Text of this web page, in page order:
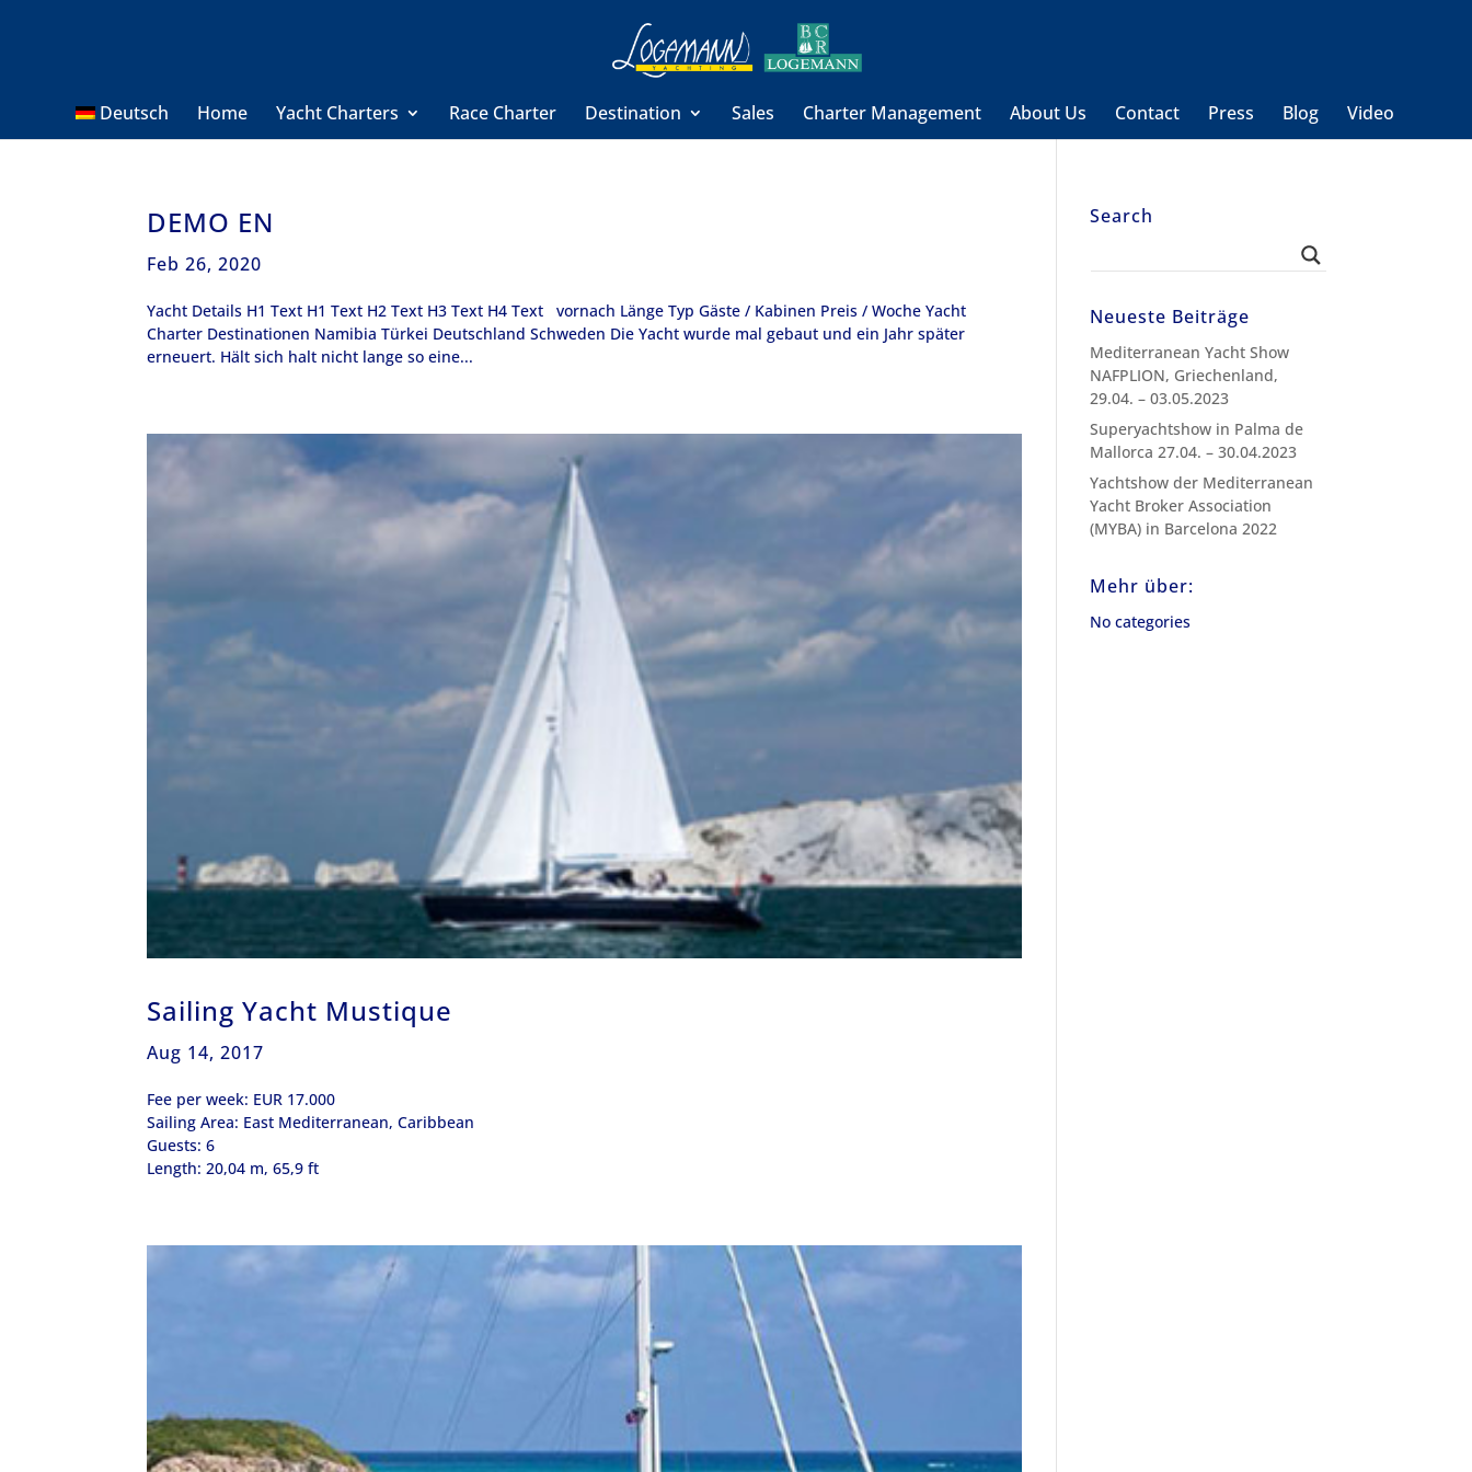
Deutsch Home Yacht Charters Race Charter Destination Sales Charter Management About Us Contact Press Blog Video
DEMO EN
Feb 26, 2020
Yacht Details H1 Text H1 Text H2 Text H3 Text H4 Text vornach Länge Typ Gäste / Kabinen Preis / Woche Yacht
Charter Destinationen Namibia Türkei Deutschland Schweden Die Yacht wurde mal gebaut und ein Jahr später
erneuert. Hält sich halt nicht lange so eine...
Sailing Yacht Mustique
Aug 14, 2017
Fee per week: EUR 17.000
Sailing Area: East Mediterranean, Caribbean
Guests: 6
Length: 20,04 m, 65,9 ft
Search
Neueste Beiträge
Mediterranean Yacht Show
NAFPLION, Griechenland,
29.04. – 03.05.2023
Superyachtshow in Palma de
Mallorca 27.04. – 30.04.2023
Yachtshow der Mediterranean
Yacht Broker Association
(MYBA) in Barcelona 2022
Mehr über:
No categories